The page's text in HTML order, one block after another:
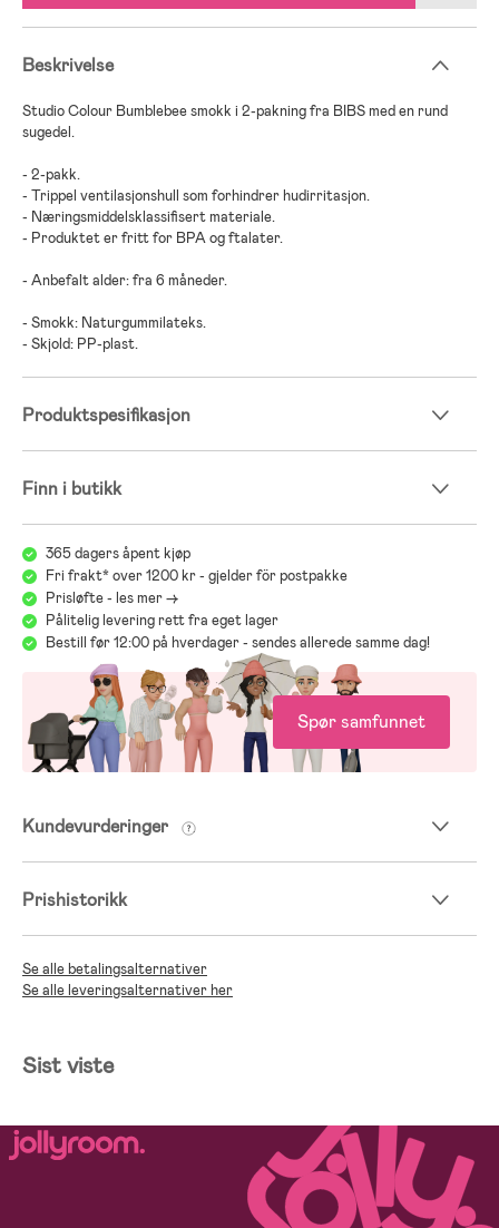
Beskrivelse
Studio Colour Bumblebee smokk i 2-pakning fra BIBS med en rund
sugedel.
- 2-pakk.
- Trippel ventilasjonshull som forhindrer hudirritasjon.
- Næringsmiddelsklassifisert materiale.
- Produktet er fritt for BPA og ftalater.
- Anbefalt alder: fra 6 måneder.
- Smokk: Naturgummilateks.
- Skjold: PP-plast.
Produktspesifikasjon
Finn i butikk
365 dagers åpent kjøp
Fri frakt* over 1200 kr - gjelder för postpakke
Prisløfte - les mer ->
Pålitelig levering rett fra eget lager
Bestill før 12:00 på hverdager - sendes allerede samme dag!
Spør samfunnet
Kundevurderinger
Prishistorikk
Se alle betalingsalternativer
Se alle leveringsalternativer her
Sist viste